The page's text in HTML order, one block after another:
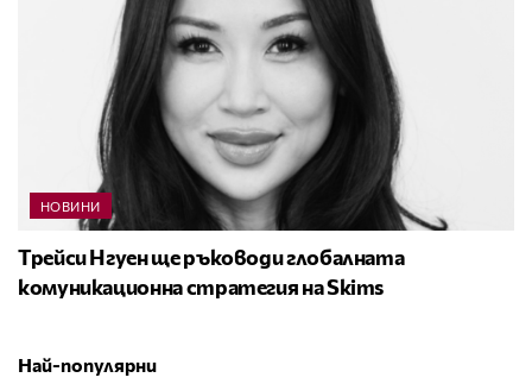
НОВИНИ
Трейси Нгуен ще ръководи глобалната
комуникационна стратегия на Skims
Най-популярни